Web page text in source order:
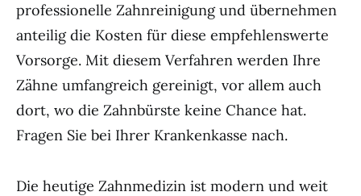
professionelle Zahnreinigung und übernehmen
anteilig die Kosten für diese empfehlenswerte
Vorsorge. Mit diesem Verfahren werden Ihre
Zähne umfangreich gereinigt, vor allem auch
dort, wo die Zahnbürste keine Chance hat.
Fragen Sie bei Ihrer Krankenkasse nach.
Die heutige Zahnmedizin ist modern und weit